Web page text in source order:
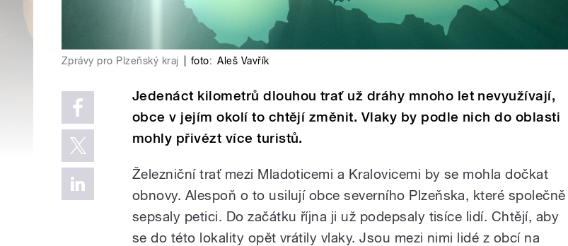
Zprávy pro Plzeňský kraj foto: Aleš Vavřík
Jedenáct kilometrů dlouhou trať už dráhy mnoho let nevyužívají,
obce v jejím okolí to chtějí změnit. Vlaky by podle nich do oblasti
mohly přivézt více turistů.
Železniční trať mezi Mladoticemi a Kralovicemi by se mohla dočkat
obnovy. Alespoň o to usilují obce severního Plzeňska, které společně
sepsaly petici. Do začátku října ji už podepsaly tisíce lidí. Chtějí, aby
se do této lokality opět vrátily vlaky. Jsou mezi nimi lidé z obcí na